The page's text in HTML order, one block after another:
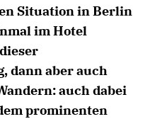
Situation in Berlin
im Hotel
dann aber auch
auch dabei
prominenten